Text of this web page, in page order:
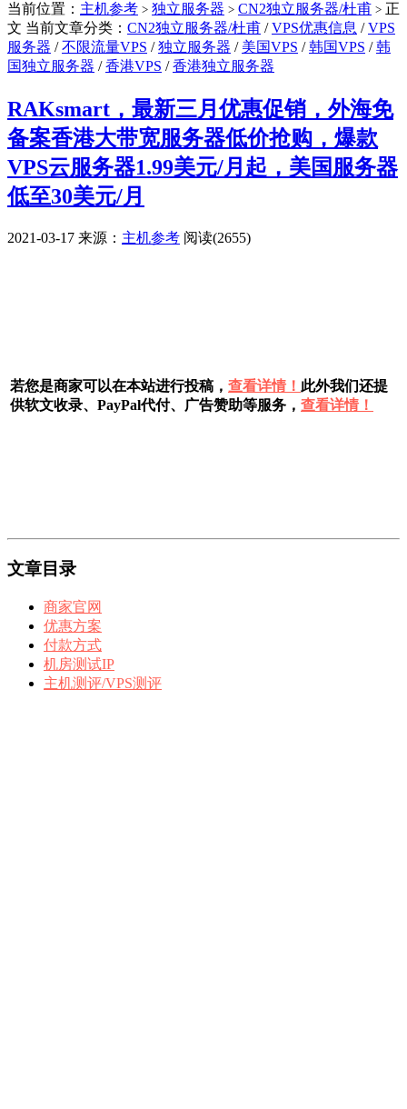
当前位置： 主机参考 > 独立服务器 > CN2独立服务器/杜甫 > 正
文 当前文章分类： CN2独立服务器/杜甫 /VPS优惠信息 /VPS
服务器 /不限流量VPS /独立服务器 / 美国VPS /韩国VPS /韩
国独立服务器 /香港VPS /香港独立服务器
RAKsmart，最新三月优惠促销，外海免
备案香港大带宽服务器低价抢购，爆款
VPS云服务器1.99美元/月起，美国服务器
低至30美元/月
2021-03-17 来源： 主机参考 阅读(2655)
若您是商家可以在本站进行投稿， 查看详情！ 此外我们还提
供软文收录、PayPal代付、广告赞助等服务， 查看详情！
文章目录
商家官网
优惠方案
付款方式
机房测试IP
主机测评/VPS测评